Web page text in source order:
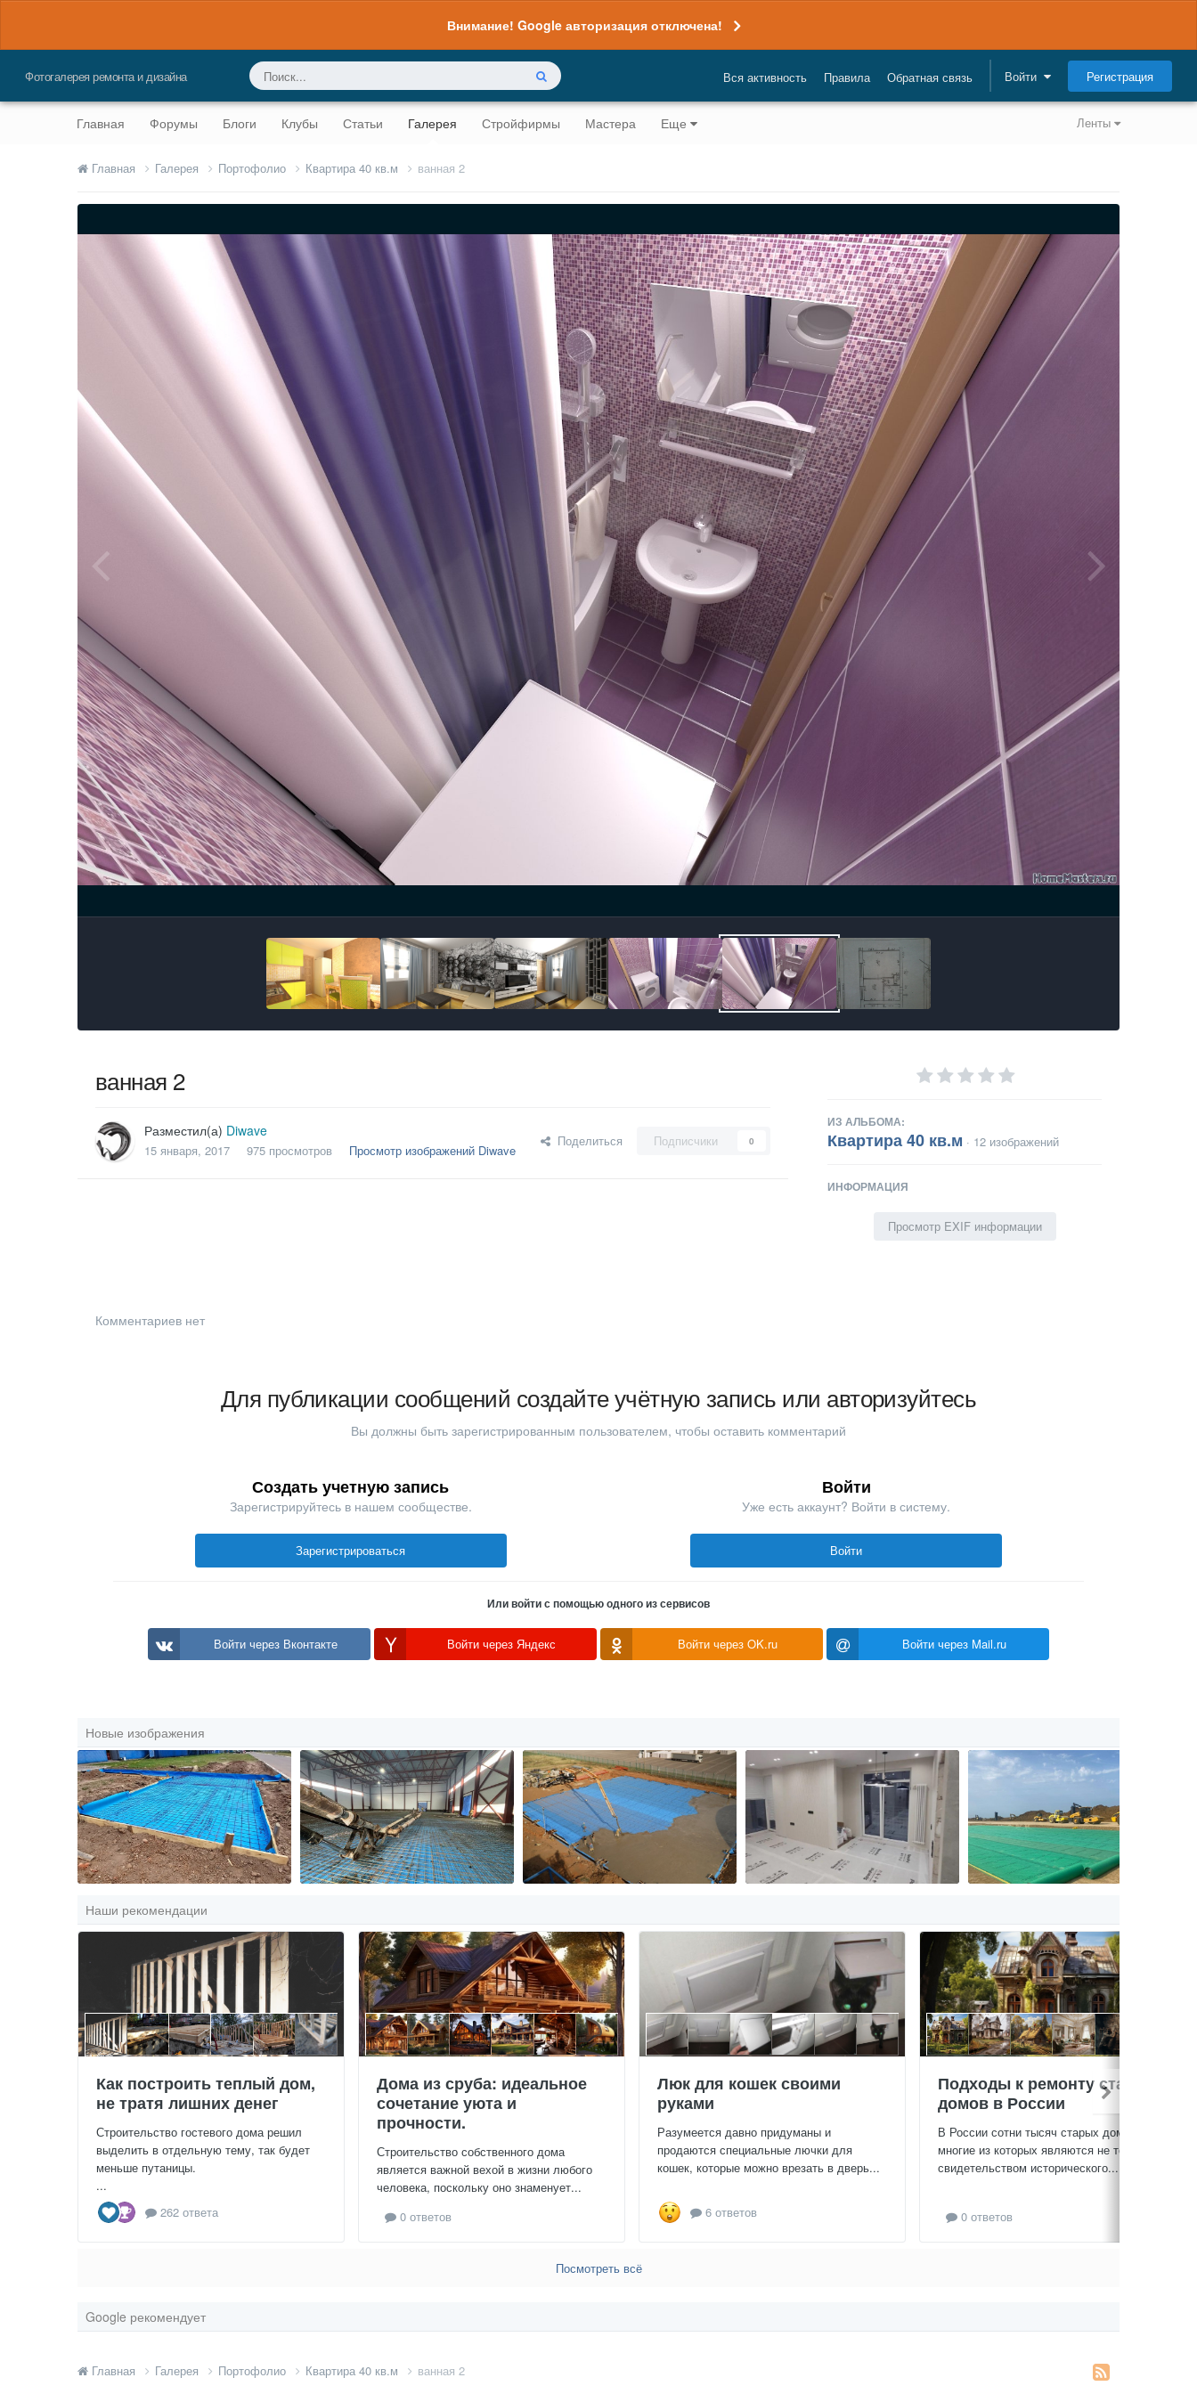
Внимание! Google авторизация отключена!
Фотогалерея ремонта и дизайна Вся активность Правила Обратная связь Войти Регистрация
Ленты
Главная Форумы Блоги Клубы Статьи Галерея Стройфирмы Мастера Еще
Главная Галерея Портофолио Квартира 40 кв.м ванная 2
ванная 2
Разместил(а) Diwave
15 января, 2017 975 просмотров Просмотр изображений Diwave
Поделиться Подписчики 0
ИЗ АЛЬБОМА:
Квартира 40 кв.м · 12 изображений
ИНФОРМАЦИЯ
Просмотр EXIF информации
Комментариев нет
Для публикации сообщений создайте учётную запись или авторизуйтесь
Вы должны быть зарегистрированным пользователем, чтобы оставить комментарий
Создать учетную запись
Зарегистрируйтесь в нашем сообществе.
Зарегистрироваться
Войти
Уже есть аккаунт? Войти в систему.
Войти
Или войти с помощью одного из сервисов
Войти через Вконтакте Войти через Яндекс Войти через OK.ru Войти через Mail.ru
Новые изображения
Наши рекомендации
Как построить теплый дом,
не тратя лишних денег
Строительство гостевого дома решил
выделить в отдельную тему, так будет
меньше путаницы.
...
262 ответа
Дома из сруба: идеальное
сочетание уюта и
прочности.
Строительство собственного дома
является важной вехой в жизни любого
человека, поскольку оно знаменует...
0 ответов
Люк для кошек своими
руками
Разумеется давно придуманы и
продаются специальные лючки для
кошек, которые можно врезать в дверь...
6 ответов
Подходы к ремонту старых
домов в России
В России сотни тысяч старых домов,
многие из которых являются не только
свидетельством исторического...
0 ответов
Посмотреть всё
Google рекомендует
Главная Галерея Портофолио Квартира 40 кв.м ванная 2